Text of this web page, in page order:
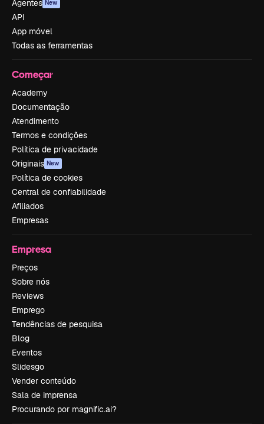
Agentes New
API
App móvel
Todas as ferramentas
Começar
Academy
Documentação
Atendimento
Termos e condições
Política de privacidade
Originais New
Política de cookies
Central de confiabilidade
Afiliados
Empresas
Empresa
Preços
Sobre nós
Reviews
Emprego
Tendências de pesquisa
Blog
Eventos
Slidesgo
Vender conteúdo
Sala de imprensa
Procurando por magnific.ai?